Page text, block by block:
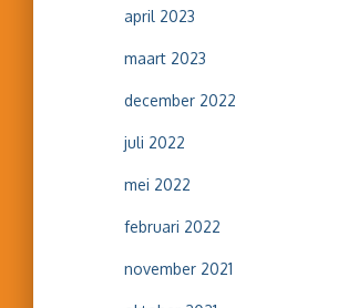
april 2023
maart 2023
december 2022
juli 2022
mei 2022
februari 2022
november 2021